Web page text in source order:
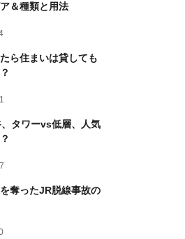
＆種類と用法
ら住まいは貸しても
タワーvs低層、人気
奪ったJR脱線事故の